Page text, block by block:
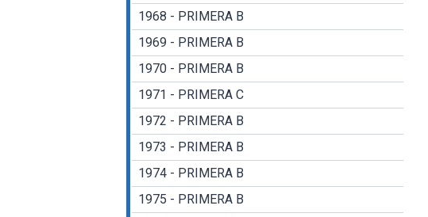
1968 - PRIMERA B
1969 - PRIMERA B
1970 - PRIMERA B
1971 - PRIMERA C
1972 - PRIMERA B
1973 - PRIMERA B
1974 - PRIMERA B
1975 - PRIMERA B